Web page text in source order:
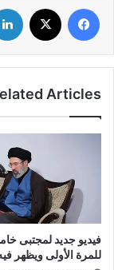
فيسبوك
Articles
فيديو جديد لمجتبى
للمرة الأولى ويظهر